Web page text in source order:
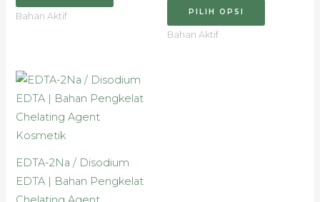
halaman
Bahan Aktif PILIH OPSI
produk
Bahan Aktif
EDTA-2Na / Disodium
EDTA | Bahan Pengkelat
Rentang
Rp35.000
Produk
ini
ini